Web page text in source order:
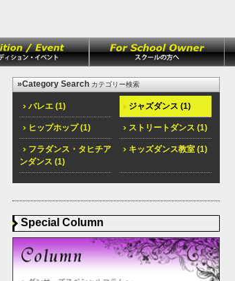
»Category Search カテゴリー検索
バレエ (1) ジャズダンス (1)
ヒップホップ (1) ストリートダンス (1)
フラダンス・タヒチア
ンダンス (1)
キッズダンス教室 (1)
Special Column